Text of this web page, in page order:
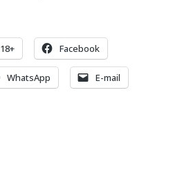
18+ Facebook
WhatsApp E-mail